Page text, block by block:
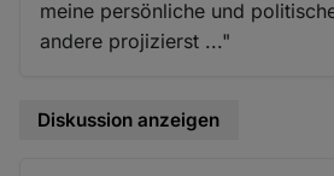
meine persönliche und
andere projizierst ..."
Diskussion anzeigen